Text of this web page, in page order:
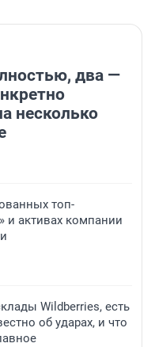
два —
несколько
топ-
и активах компании
Wildberries, есть
об ударах, и что